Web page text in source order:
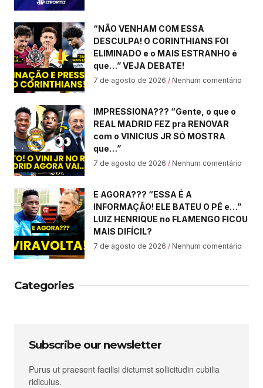
“NÃO VENHAM COM ESSA
DESCULPA! O CORINTHIANS FOI
ELIMINADO e o MAIS ESTRANHO é
que…” VEJA DEBATE!
7 de agosto de 2026 Nenhum comentário
IMPRESSIONA??? “Gente, o que o
REAL MADRID FEZ pra RENOVAR
com o VINICIUS JR SÓ MOSTRA
que…”
7 de agosto de 2026 Nenhum comentário
E AGORA??? “ESSA É A
INFORMAÇÃO! ELE BATEU O PÉ e…”
LUIZ HENRIQUE no FLAMENGO FICOU
MAIS DIFÍCIL?
7 de agosto de 2026 Nenhum comentário
Categories
Subscribe our newsletter
Purus ut praesent facilisi dictumst sollicitudin cubilia
ridiculus.